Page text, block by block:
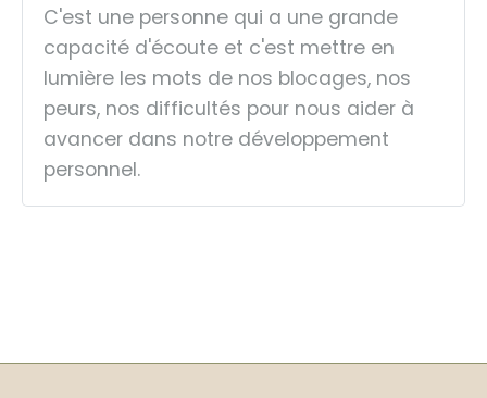
C'est une personne qui a une grande
capacité d'écoute et c'est mettre en
lumière les mots de nos blocages, nos
peurs, nos difficultés pour nous aider à
avancer dans notre développement
personnel.